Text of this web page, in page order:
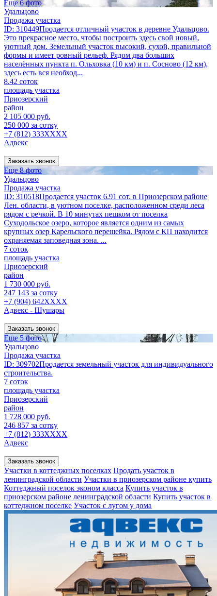
Еще 6 фото
Удальцово
Продажа участка
ID: 310449Продается отличный участок в деревне Удальцово.
Это прекрасное место, чтобы построить здесь свой новый,
уютный дом. Земельный участок высокий, сухой, правильной
формы и имеет ровный рельеф. Рядом два больших
населённых пункта п. Ольховка (10 км) и п. Сосново (12 км),
здесь есть вся необход...
8.42 соток
площадь участка
Приозерский
район
2 105 000 руб.
250 000 за сотку
+7 (812) 333XXXX
Адвекс
Заказать звонок
Еще 8 фото
Удальцово
Продажа участка
ID: 310518Продается участок 6.91 сот. в Приозерском районе
Лен. области, в уютном поселке, расположенном среди леса
рядом с речкой. В 10 минутах пешком от поселка
Суходольское озеро, которое является одним из самых
крупных озер Карельского перешейка. Рядом с КП находится
охраняемая заповедная зона. ...
7 соток
площадь участка
Приозерский
район
1 730 000 руб.
247 143 за сотку
+7 (904) 642XXXX
Адвекс - Шушары
Заказать звонок
Еще 5 фото
Удальцово
Продажа участка
ID: 309702Продается земельный участок для индивидуального
строительства.
7 соток
площадь участка
Приозерский
район
1 728 000 руб.
246 857 за сотку
+7 (812) 333XXXX
Адвекс
Заказать звонок
Участки в коттеджных поселках Продать участок в
ленинградской области Участки в приозерском районе купить
Коттеджный поселок эконом класса Купить участок в
приозерском районе ленинградской области Купить участок в
коттеджном поселке Участок с лугом у дома